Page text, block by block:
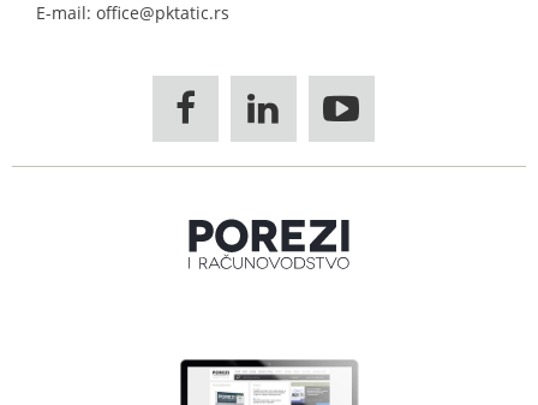
E-mail: office@pktatic.rs
  